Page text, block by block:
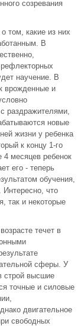
созревания
том, какие из них
В
научение. В
врожденные и
раздражителями,
новые
жизни у ребенка
к концу 1-го
4 месяцев ребенок
его - теперь
обучения,
Интересно, что
так и некоторые
течет в
сферы. У
строй высшие
точные и силовые
двигательное
свободных